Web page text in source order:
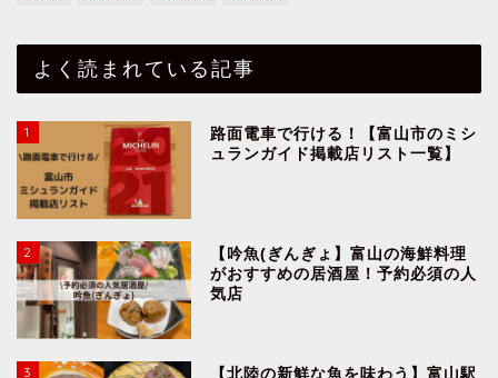
よく読まれている記事
1
路面電車で行ける！【富山市のミシ
ュランガイド掲載店リスト一覧】
2
【吟魚(ぎんぎょ】富山の海鮮料理
がおすすめの居酒屋！予約必須の人
気店
3
【北陸の新鮮な魚を味わう】富山駅